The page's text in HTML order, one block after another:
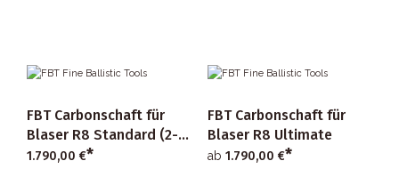
FBT Carbonschaft für
Blaser R8 Standard (2-
part)
1.790,00 €*
FBT Carbonschaft für
Blaser R8 Ultimate
ab 1.790,00 €*